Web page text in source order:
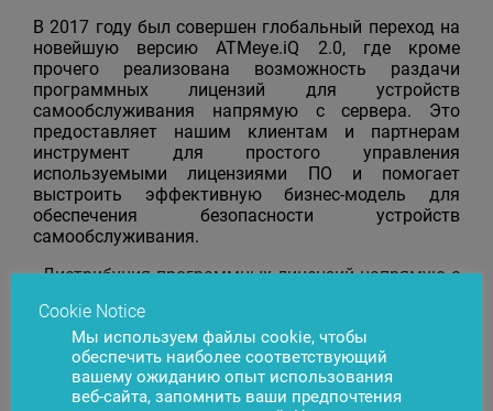
В 2017 году был совершен глобальный переход на
новейшую версию ATMeye.iQ 2.0, где кроме
прочего реализована возможность раздачи
программных лицензий для устройств
самообслуживания напрямую с сервера. Это
предоставляет нашим клиентам и партнерам
инструмент для простого управления
используемыми лицензиями ПО и помогает
выстроить эффективную бизнес-модель для
обеспечения безопасности устройств
самообслуживания.
«Дистрибуция программных лицензий напрямую с
реализовать для ATMeye.iQ. Мы уверены, что эта
разработка сделает взаимоотношения
поставщика ПО и клиента абсолютно
прозрачными. На данный момент можно
констатировать, что мы только в начале пути: у
Cookie Notice
Мы используем файлы cookie, чтобы
обеспечить наиболее соответствующий
вашему ожиданию опыт использования
веб-сайта, запомнить ваши предпочтения